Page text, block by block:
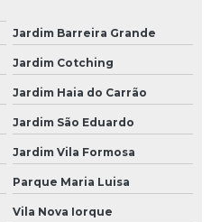
Jardim Barreira Grande
Jardim Cotching
Jardim Haia do Carrão
Jardim São Eduardo
Jardim Vila Formosa
Parque Maria Luisa
Vila Nova Iorque